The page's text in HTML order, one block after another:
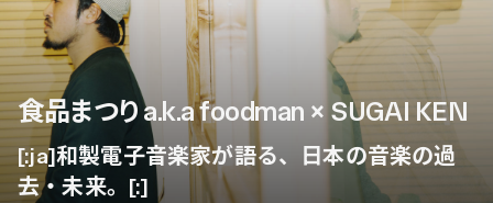
食品まつり a.k.a foodman × SUGAI KEN
[:ja]和製電子音楽家が語る、日本の音楽の過
去・未来。[:]